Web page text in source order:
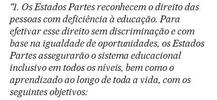
“1. Os Estados Partes reconhecem o direito das
pessoas com deficiência à educação. Para
efetivar esse direito sem discriminação e com
base na igualdade de oportunidades, os Estados
Partes assegurarão o sistema educacional
inclusivo em todos os níveis, bem como o
aprendizado ao longo de toda a vida, com os
seguintes objetivos: